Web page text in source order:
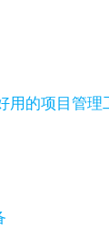
用的项目管理